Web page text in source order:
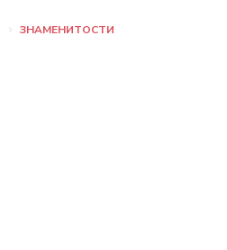
ЗНАМЕНИТОСТИ